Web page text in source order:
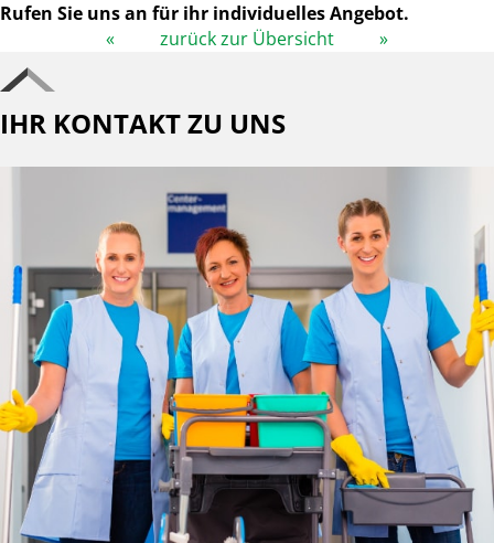
Rufen Sie uns an für ihr individuelles Angebot.
«
zurück zur Übersicht »
IHR KONTAKT ZU UNS